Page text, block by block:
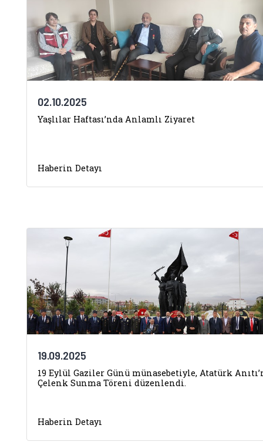
02.10.2025
Yaşlılar Haftası’nda Anlamlı Ziyaret
Haberin Detayı
19.09.2025
19 Eylül Gaziler Günü münasebetiyle, Atatürk
Çelenk Sunma Töreni düzenlendi.
Haberin Detayı